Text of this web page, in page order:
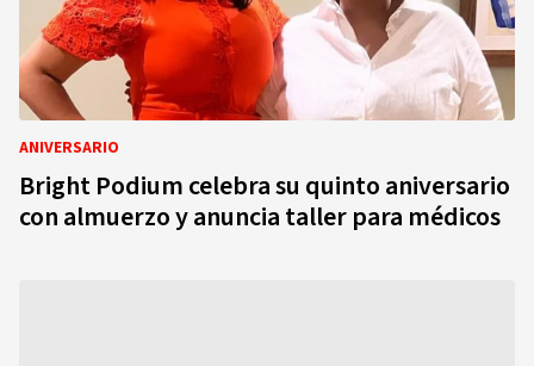
ANIVERSARIO
Bright Podium celebra su quinto aniversario
con almuerzo y anuncia taller para médicos